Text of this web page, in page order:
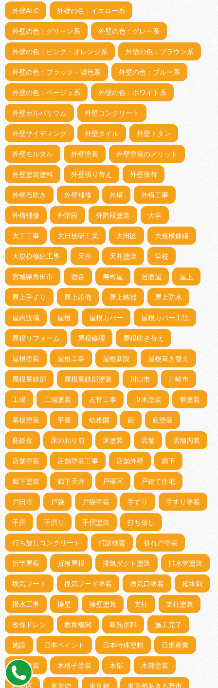
外壁ALC 外壁の色：イエロー系
外壁の色：グリーン系 外壁の色：グレー系
外壁の色：ピンク・オレンジ系 外壁の色：ブラウン系
外壁の色：ブラック・濃色系 外壁の色：ブルー系
外壁の色：ベージュ系 外壁の色：ホワイト系
外壁ガルバリウム 外壁コンクリート
外壁サイディング 外壁タイル 外壁トタン
外壁モルタル 外壁塗装 外壁塗装のメリット
外壁塗装塗料 外壁張り替え 外壁張替
外壁石吹き 外壁補修 外構 外構工事
外構補修 外階段 外階段塗装 大学
大工工事 大日技研工業 大田区 大規模修繕
大規模修繕工事 天井 天井塗装 学校
宮城県角田市 宿舎 寿司屋 居酒屋 屋上
屋上手すり 屋上設備 屋上鉄部 屋上防水
屋内設備 屋根 屋根カバー 屋根カバー工法
屋根リフォーム 屋根修理 屋根吹き替え
屋根塗装 屋根工事 屋根新設 屋根葺き替え
屋根裏鉄部 屋根裏鉄部塗装 川口市 川崎市
工場 工場塗装 左官工事 巾木塗装 帯塗装
幕板塗装 平屋 幼稚園 庇 庇塗装
庇板金 床の貼り前 床塗装 店舗 店舗内装
店舗塗装 店舗塗装工事 店舗外壁 廊下
廊下塗装 廊下天井 戸塚区 戸建て住宅
戸田市 戸袋 戸袋塗装 手すり 手すり塗装
手摺 手摺り 手摺塗装 打ち放し
打ち放しコンクリート 打診検査 折れ戸塗装
折半屋根 折板屋根 排気ダクト塗装 排水管塗装
換気フード 換気フード塗装 換気口塗装 撥水剤
撥水工事 擁壁 擁壁塗装 支柱 支柱塗装
改修ドレン 教育機関 断熱塗料 施工完了
施設 日本ペイント 日本特殊塗料 日進産業
木枠塗装 木格子塗装 木部 木部塗装
杉並区 東京炉 東京都 東京都あきる野市